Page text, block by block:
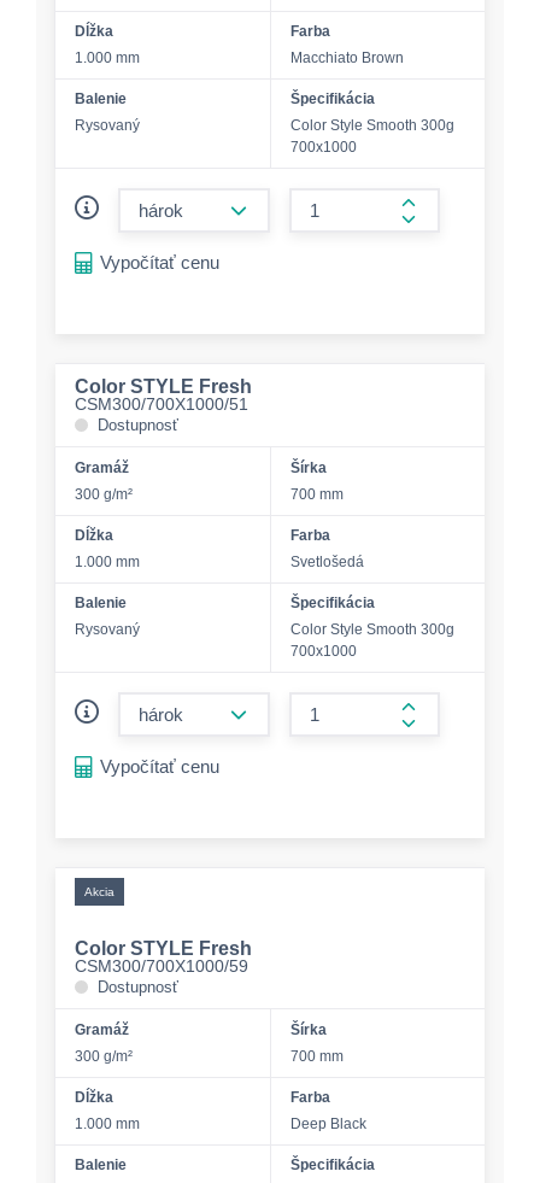
Dĺžka
1.000 mm
Farba
Macchiato Brown
Balenie
Rysovaný
Špecifikácia
Color Style Smooth 300g
700x1000
form.increase-
Vypočítať cenu
Color STYLE Fresh
CSM300/700X1000/51
Dostupnosť
Gramáž
300 g/m²
Šírka
700 mm
Dĺžka
1.000 mm
Farba
Svetlošedá
Balenie
Rysovaný
Špecifikácia
Color Style Smooth 300g
700x1000
form.increase-
Vypočítať cenu
Akcia
Color STYLE Fresh
CSM300/700X1000/59
Dostupnosť
Gramáž
300 g/m²
Šírka
700 mm
Dĺžka
1.000 mm
Farba
Deep Black
Balenie Špecifikácia